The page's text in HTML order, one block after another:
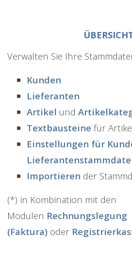
Verwalten Sie Ihre
Kunden
Lieferanten
Artikel und
Textbausteine für
Einstellungen für
Importieren der
(*) in Kombination mit den
Modulen Rechnungslegung
(Faktura) oder